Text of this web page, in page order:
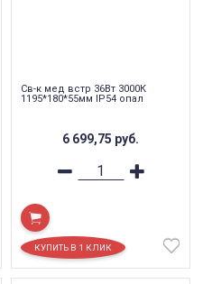
Св-к мед встр 36Вт 3000К
1195*180*55мм IP54 опал
6 699,75 руб.